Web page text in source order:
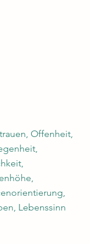
Offenheit,
Lebenssinn